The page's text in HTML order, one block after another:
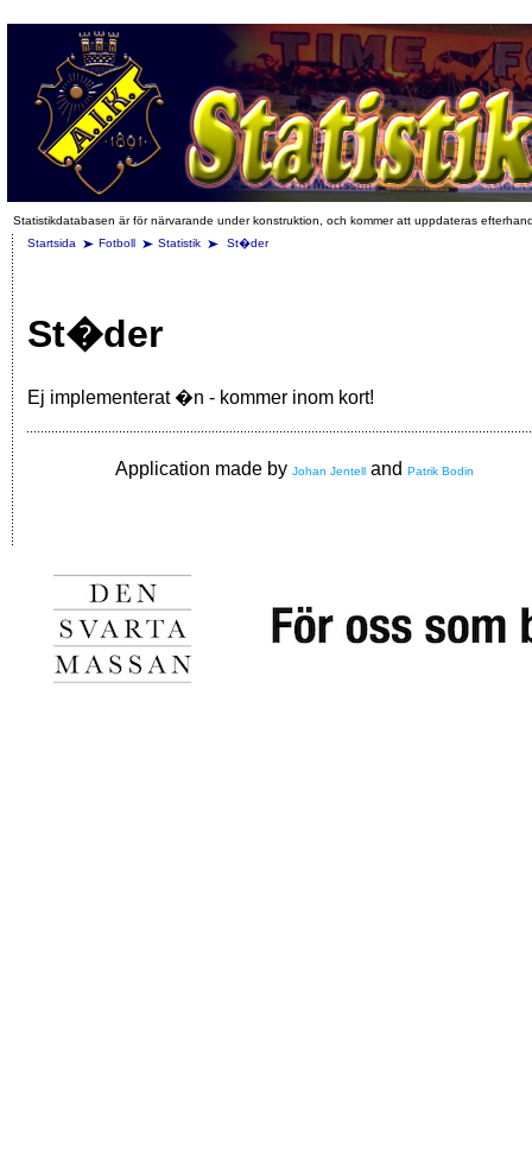
Statistikdatabasen är för närvarande under konstruktion, och kommer att uppdateras
Startsida
Fotboll Statistik St�der
St�der
Ej implementerat �n - kommer inom kort!
Application made by Johan Jentell and Patrik Bodin